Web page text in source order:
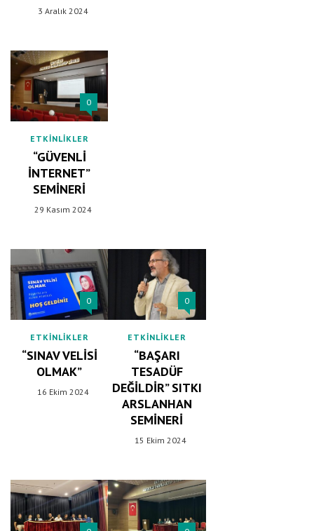
3 Aralık 2024
0
ETKINLIKLER
“GÜVENLI
İNTERNET”
SEMINERI
29 Kasım 2024
0
ETKINLIKLER
“SINAV VELISI
OLMAK”
16 Ekim 2024
0
ETKINLIKLER
“BAŞARI
TESADÜF
DEĞILDIR” SITKI
ARSLANHAN
SEMINERI
15 Ekim 2024